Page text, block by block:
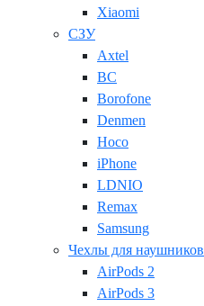
Xiaomi
СЗУ
Axtel
BC
Borofone
Denmen
Hoco
iPhone
LDNIO
Remax
Samsung
Чехлы для наушников
AirPods 2
AirPods 3